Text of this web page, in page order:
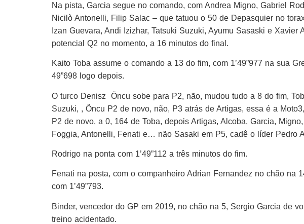
Na pista, Garcia segue no comando, com Andrea Migno, Gabriel
Nicilò Antonelli, Filip Salac – que tatuou o 50 de Depasquier no
Izan Guevara, Andi Izizhar, Tatsuki Suzuki, Ayumu Sasaski e Xavier
potencial Q2 no momento, a 16 minutos do final.
Kaito Toba assume o comando a 13 do fim, com 1’49”977 na sua
49”698 logo depois.
O turco Denisz Öncu sobe para P2, não, mudou tudo a 8 do fim,
Suzuki, , Öncu P2 de novo, não, P3 atrás de Artigas, essa é a
P2 de novo, a 0, 164 de Toba, depois Artigas, Alcoba, Garcia,
Foggia, Antonelli, Fenati e… não Sasaki em P5, cadê o líder Pedro
Rodrigo na ponta com 1’49”112 a três minutos do fim.
Fenati na posta, com o companheiro Adrian Fernandez no chão na
com 1’49”793.
Binder, vencedor do GP em 2019, no chão na 5, Sergio Garcia de
treino acidentado.